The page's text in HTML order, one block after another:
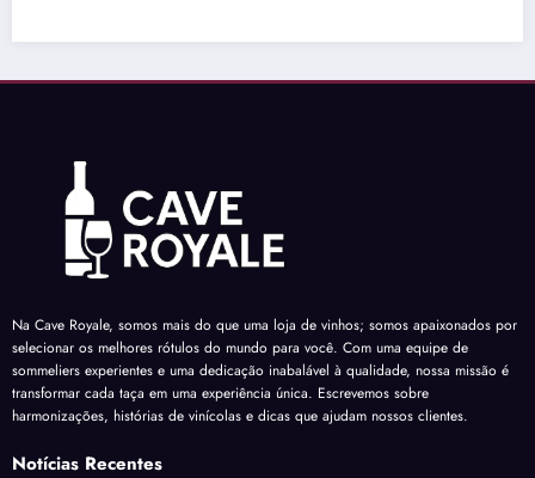
Na Cave Royale, somos mais do que uma loja de vinhos; somos apaixonados por
selecionar os melhores rótulos do mundo para você. Com uma equipe de
sommeliers experientes e uma dedicação inabalável à qualidade, nossa missão é
transformar cada taça em uma experiência única. Escrevemos sobre
harmonizações, histórias de vinícolas e dicas que ajudam nossos clientes.
Notícias Recentes